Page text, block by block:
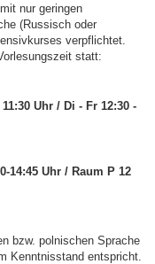
nur geringen
(Russisch oder
verpflichtet.
statt:
Uhr / Di - Fr 12:30 -
14:45 Uhr / Raum P 12
bzw. polnischen Sprache
Kenntnisstand entspricht.